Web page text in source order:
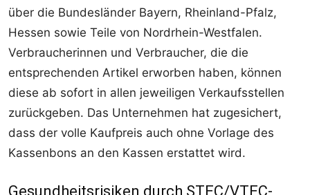
über die Bundesländer Bayern, Rheinland-Pfalz,
Hessen sowie Teile von Nordrhein-Westfalen.
Verbraucherinnen und Verbraucher, die die
entsprechenden Artikel erworben haben, können
diese ab sofort in allen jeweiligen Verkaufsstellen
zurückgeben. Das Unternehmen hat zugesichert,
dass der volle Kaufpreis auch ohne Vorlage des
Kassenbons an den Kassen erstattet wird.
Gesundheitsrisiken durch STEC/VTEC-